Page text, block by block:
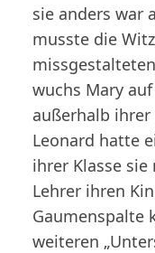
sie anders war
musste die
wuchs Mary
außerhalb ihrer
Leonard hatte
ihrer Klasse sie
Lehrer ihren
Gaumenspalte
weiteren